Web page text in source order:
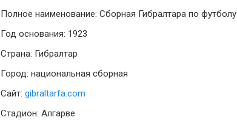
Полное наименование: Сборная Гибралтара по футболу
Год основания: 1923
Страна: Гибралтар
Город: национальная сборная
Сайт: gibraltarfa.com
Стадион: Алгарве